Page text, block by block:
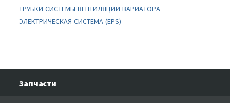
ТРУБКИ СИСТЕМЫ ВЕНТИЛЯЦИИ ВАРИАТОРА
ЭЛЕКТРИЧЕСКАЯ СИСТЕМА (EPS)
Запчасти